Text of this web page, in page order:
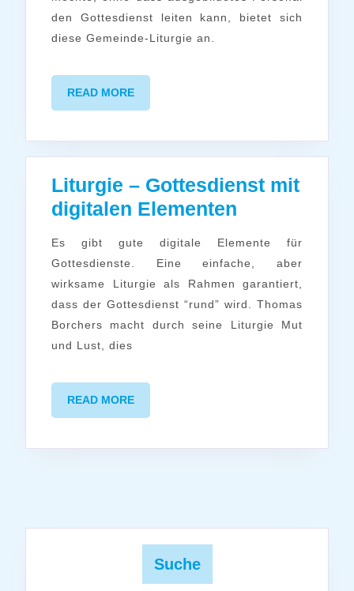
einen
den Gottesdienst leiten kann, bietet sich
diese Gemeinde-Liturgie an.
READ MOREREAD
MORE
Liturgie – Gottesdienst mit
digitalen Elementen
mit
digitalen
Elementen
Es gibt gute digitale Elemente für
Gottesdienste. Eine einfache, aber
wirksame Liturgie als Rahmen garantiert,
dass der Gottesdienst “rund” wird. Thomas
Borchers macht durch seine Liturgie Mut
und Lust, dies
READ MOREREAD
MORE
Suche